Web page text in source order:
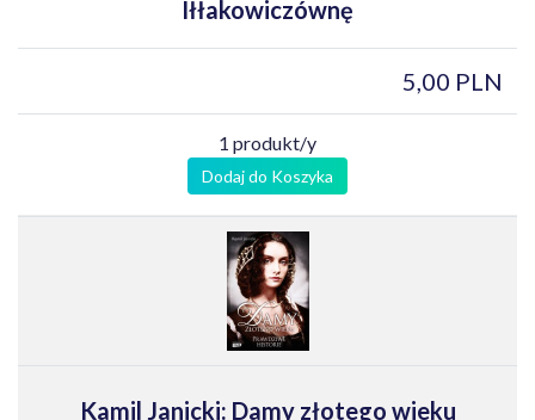
Iłłakowiczównę
5,00 PLN
1 produkt/y
Dodaj do Koszyka
Kamil Janicki: Damy złotego wieku